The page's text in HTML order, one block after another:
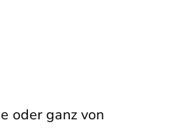
oder ganz von